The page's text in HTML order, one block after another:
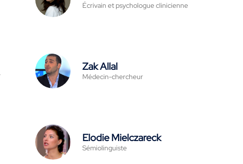
Écrivain et psychologue clinicienne
Zak Allal
Médecin-chercheur
Elodie Mielczareck
Sémiolinguiste